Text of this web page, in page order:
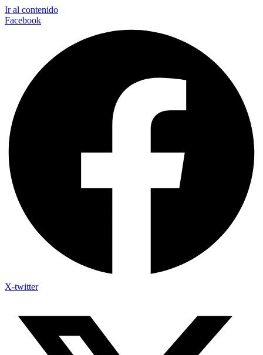
Ir al contenido
Facebook
X-twitter